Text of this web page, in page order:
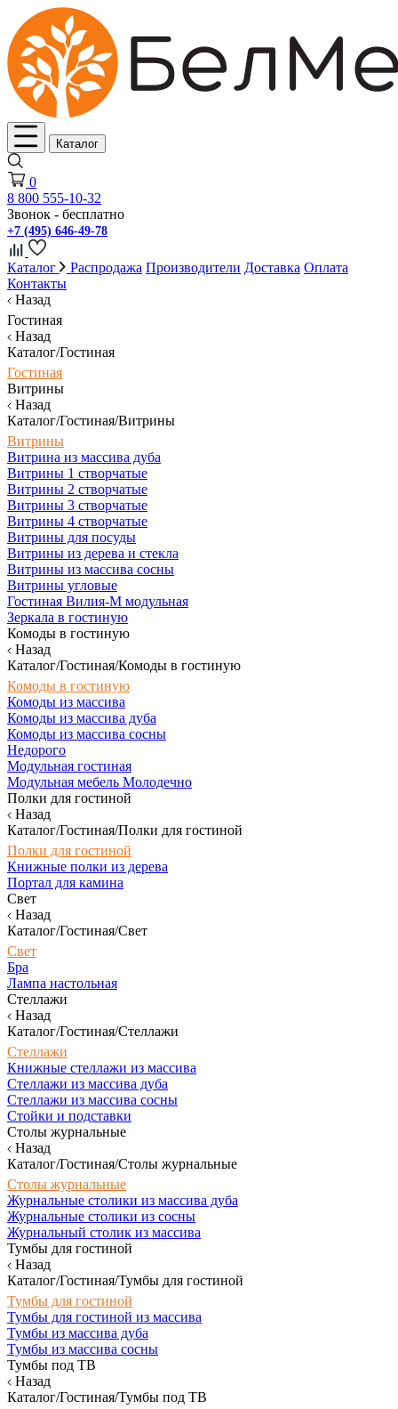
Каталог
0
8 800 555-10-32
Звонок - бесплатно
+7 (495) 646-49-78
Каталог Распродажа Производители Доставка Оплата
Контакты
Назад
Гостиная
Назад
Каталог/Гостиная
Гостиная
Витрины
Назад
Каталог/Гостиная/Витрины
Витрины
Витрина из массива дуба
Витрины 1 створчатые
Витрины 2 створчатые
Витрины 3 створчатые
Витрины 4 створчатые
Витрины для посуды
Витрины из дерева и стекла
Витрины из массива сосны
Витрины угловые
Гостиная Вилия-М модульная
Зеркала в гостиную
Комоды в гостиную
Назад
Каталог/Гостиная/Комоды в гостиную
Комоды в гостиную
Комоды из массива
Комоды из массива дуба
Комоды из массива сосны
Недорого
Модульная гостиная
Модульная мебель Молодечно
Полки для гостиной
Назад
Каталог/Гостиная/Полки для гостиной
Полки для гостиной
Книжные полки из дерева
Портал для камина
Свет
Назад
Каталог/Гостиная/Свет
Свет
Бра
Лампа настольная
Стеллажи
Назад
Каталог/Гостиная/Стеллажи
Стеллажи
Книжные стеллажи из массива
Стеллажи из массива дуба
Стеллажи из массива сосны
Стойки и подставки
Столы журнальные
Назад
Каталог/Гостиная/Столы журнальные
Столы журнальные
Журнальные столики из массива дуба
Журнальные столики из сосны
Журнальный столик из массива
Тумбы для гостиной
Назад
Каталог/Гостиная/Тумбы для гостиной
Тумбы для гостиной
Тумбы для гостиной из массива
Тумбы из массива дуба
Тумбы из массива сосны
Тумбы под ТВ
Назад
Каталог/Гостиная/Тумбы под ТВ